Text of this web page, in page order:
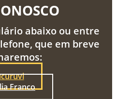
abaixo ou entre
que em breve
Franco